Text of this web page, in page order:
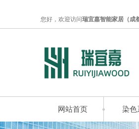
您好，欢迎访问瑞宜嘉智能家居（成
网站首页 染色